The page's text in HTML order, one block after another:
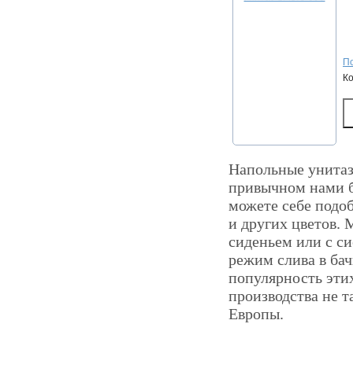
Напольные
привычном нами
можете себе
и других цветов.
сиденьем или с
режим слива в
популярность
производства не
Европы.